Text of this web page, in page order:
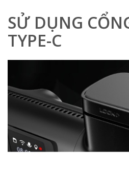
SỬ DỤNG
TYPE-C